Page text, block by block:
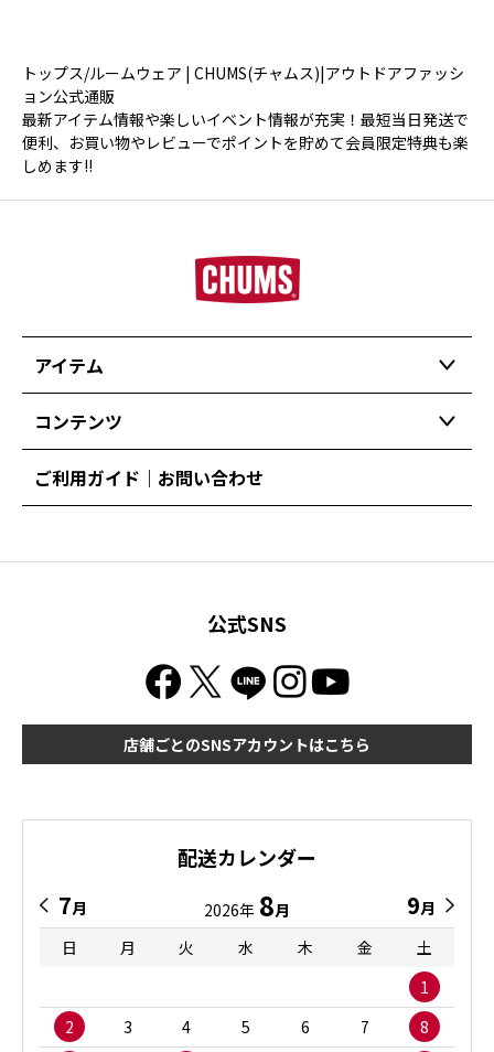
トップス/ルームウェア | CHUMS(チャムス)|アウトドアファッシ
ョン公式通販
最新アイテム情報や楽しいイベント情報が充実！最短当日発送で
便利、お買い物やレビューでポイントを貯めて会員限定特典も楽
しめます!!
アイテム
コンテンツ
ご利用ガイド｜お問い合わせ
公式SNS
店舗ごとのSNSアカウントはこちら
配送カレンダー
7月 2026年 8月 9月
日
月 火 水 木 金
土
1
2
3 4 5 6 7 8